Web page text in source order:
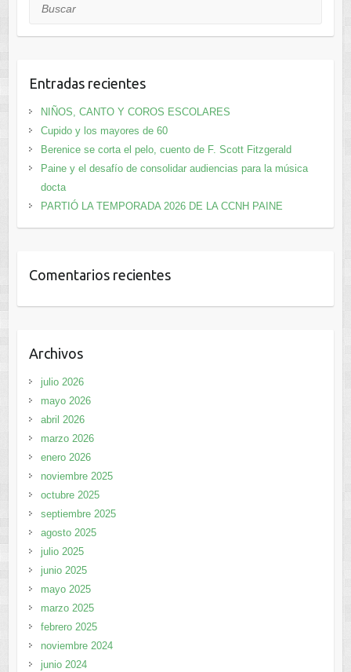
Entradas recientes
NIÑOS, CANTO Y COROS ESCOLARES
Cupido y los mayores de 60
Berenice se corta el pelo, cuento de F. Scott Fitzgerald
Paine y el desafío de consolidar audiencias para la música
docta
PARTIÓ LA TEMPORADA 2026 DE LA CCNH PAINE
Comentarios recientes
Archivos
julio 2026
mayo 2026
abril 2026
marzo 2026
enero 2026
noviembre 2025
octubre 2025
septiembre 2025
agosto 2025
julio 2025
junio 2025
mayo 2025
marzo 2025
febrero 2025
noviembre 2024
junio 2024